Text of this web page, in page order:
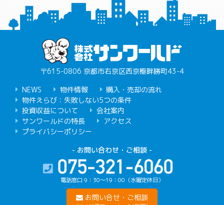
〒615-0806 京都市右京区西京極畔勝町43-4
NEWS
物件情報
購入・売却の流れ
物件えらび：失敗しない5つの条件
投資収益について
会社案内
サンワールドの特長
アクセス
プライバシーポリシー
- お問い合わせ・ご相談 -
電話窓口 9：30〜19：00（水曜定休日）
お問い合せ・ご相談